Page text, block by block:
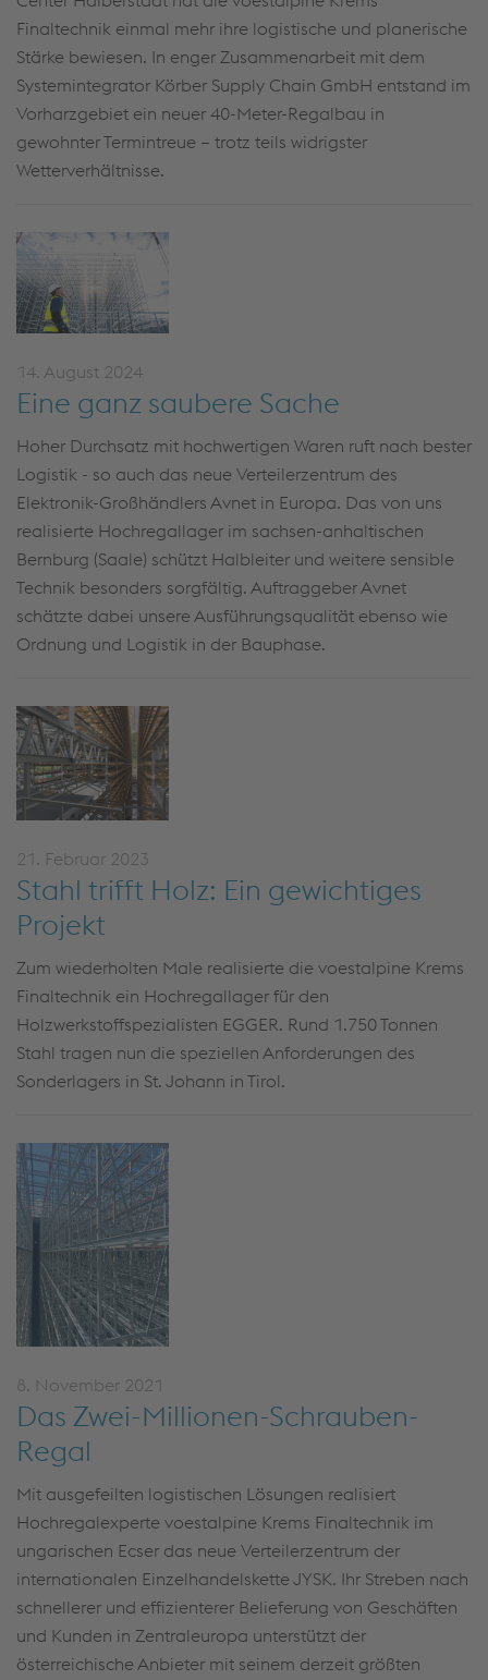
Finaltechnik einmal mehr ihre logistische und planerische
Stärke bewiesen. In enger Zusammenarbeit mit dem
Systemintegrator Körber Supply Chain GmbH entstand im
Vorharzgebiet ein neuer 40-Meter-Regalbau in
gewohnter Termintreue – trotz teils widrigster
Wetterverhältnisse.
14. August 2024
Eine ganz saubere Sache
Hoher Durchsatz mit hochwertigen Waren ruft nach bester
Logistik - so auch das neue Verteilerzentrum des
Elektronik-Großhändlers Avnet in Europa. Das von uns
realisierte Hochregallager im sachsen-anhaltischen
Bernburg (Saale) schützt Halbleiter und weitere sensible
Technik besonders sorgfältig. Auftraggeber Avnet
schätzte dabei unsere Ausführungsqualität ebenso wie
Ordnung und Logistik in der Bauphase.
21. Februar 2023
Stahl trifft Holz: Ein gewichtiges
Projekt
Zum wiederholten Male realisierte die voestalpine Krems
Finaltechnik ein Hochregallager für den
Holzwerkstoffspezialisten EGGER. Rund 1.750 Tonnen
Stahl tragen nun die speziellen Anforderungen des
Sonderlagers in St. Johann in Tirol.
8. November 2021
Das Zwei-Millionen-Schrauben-
Regal
Mit ausgefeilten logistischen Lösungen realisiert
Hochregalexperte voestalpine Krems Finaltechnik im
ungarischen Ecser das neue Verteilerzentrum der
internationalen Einzelhandelskette JYSK. Ihr Streben nach
schnellerer und effizienterer Belieferung von Geschäften
und Kunden in Zentraleuropa unterstützt der
österreichische Anbieter mit seinem derzeit größten